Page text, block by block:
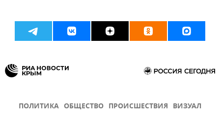
ПОЛИТИКА ОБЩЕСТВО ПРОИСШЕСТВИЯ ВИЗУАЛ